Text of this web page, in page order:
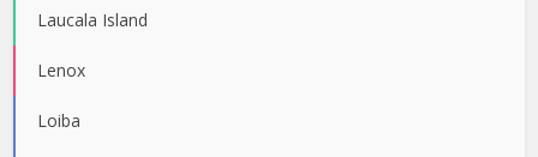
Laucala Island
Lenox
Loiba